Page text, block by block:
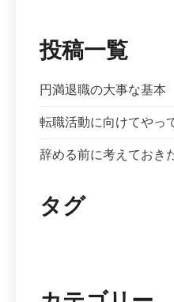
投稿一覧
円満退職の大事な基本
転職活動に向けてやっ
辞める前に考えておき
タグ